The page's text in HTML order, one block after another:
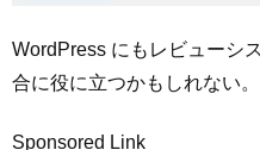
WordPress にもレビューシ
合に役に立つかもしれない。
Sponsored Link